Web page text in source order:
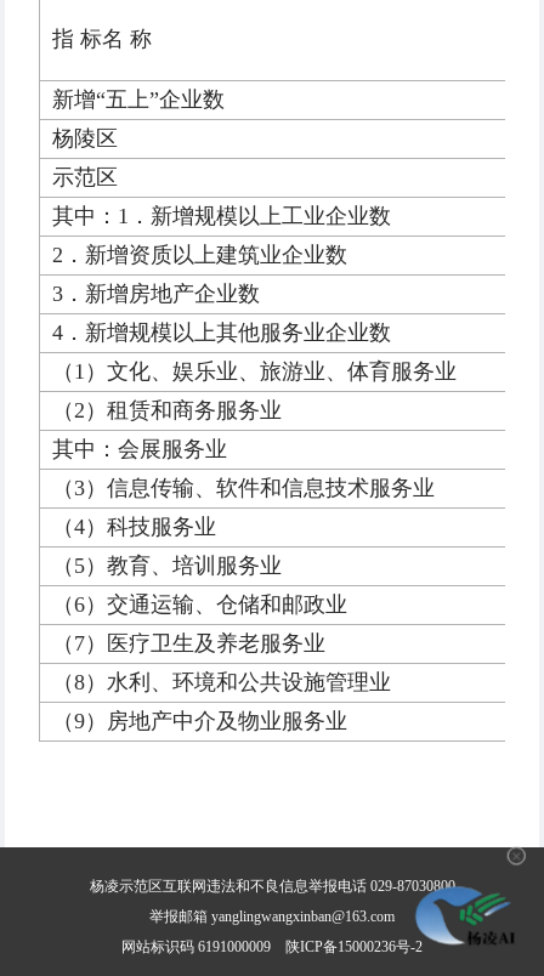
指 标名 称
新增“五上”企业数
杨陵区
示范区
其中：1．新增规模以上工业企业数
2．新增资质以上建筑业企业数
3．新增房地产企业数
4．新增规模以上其他服务业企业数
（1）文化、娱乐业、旅游业、体育服务业
（2）租赁和商务服务业
其中：会展服务业
（3）信息传输、软件和信息技术服务业
（4）科技服务业
（5）教育、培训服务业
（6）交通运输、仓储和邮政业
（7）医疗卫生及养老服务业
（8）水利、环境和公共设施管理业
（9）房地产中介及物业服务业
杨凌示范区互联网违法和不良信息举报电话 029-87030800
举报邮箱 yanglingwangxinban@163.com
网站标识码 6191000009
陕ICP备15000236号-2
✕